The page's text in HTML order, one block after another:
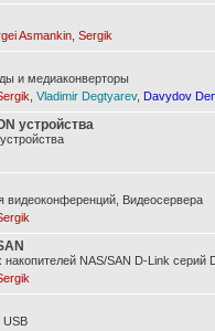
Asmankin Sergik
и медиаконверторы
Vladimir Degtyarev, Davydov
устройства
Видеосервера
NAS/SAN D-Link серий
USB